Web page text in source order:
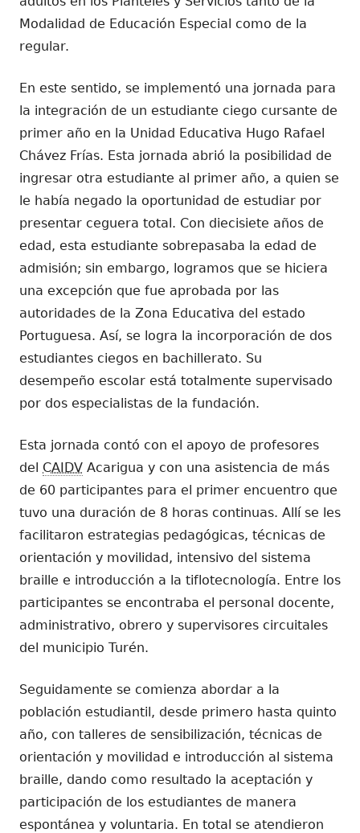
Modalidad de Educación Especial como de la
regular.
En este sentido, se implementó una jornada para
la integración de un estudiante ciego cursante de
primer año en la Unidad Educativa Hugo Rafael
Chávez Frías. Esta jornada abrió la posibilidad de
ingresar otra estudiante al primer año, a quien se
le había negado la oportunidad de estudiar por
presentar ceguera total. Con diecisiete años de
edad, esta estudiante sobrepasaba la edad de
admisión; sin embargo, logramos que se hiciera
una excepción que fue aprobada por las
autoridades de la Zona Educativa del estado
Portuguesa. Así, se logra la incorporación de dos
estudiantes ciegos en bachillerato. Su
desempeño escolar está totalmente supervisado
por dos especialistas de la fundación.
Esta jornada contó con el apoyo de profesores
del CAIDV Acarigua y con una asistencia de más
de 60 participantes para el primer encuentro que
tuvo una duración de 8 horas continuas. Allí se les
facilitaron estrategias pedagógicas, técnicas de
orientación y movilidad, intensivo del sistema
braille e introducción a la tiflotecnología. Entre los
participantes se encontraba el personal docente,
administrativo, obrero y supervisores circuitales
del municipio Turén.
Seguidamente se comienza abordar a la
población estudiantil, desde primero hasta quinto
año, con talleres de sensibilización, técnicas de
orientación y movilidad e introducción al sistema
braille, dando como resultado la aceptación y
participación de los estudiantes de manera
espontánea y voluntaria. En total se atendieron